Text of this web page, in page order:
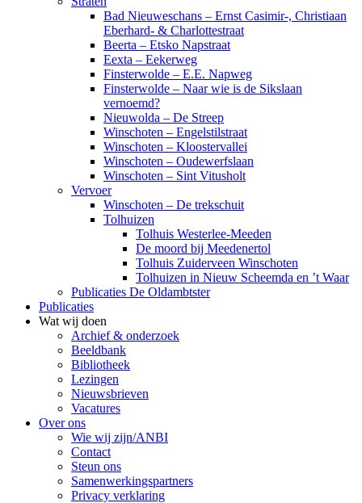
Bad Nieuweschans – Ernst Casimir-, Christiaan
Eberhard- & Charlottestraat
Beerta – Etsko Napstraat
Eexta – Eekerweg
Finsterwolde – E.E. Napweg
Finsterwolde – Naar wie is de Sikslaan
vernoemd?
Nieuwolda – De Streep
Winschoten – Engelstilstraat
Winschoten – Kloostervallei
Winschoten – Oudewerfslaan
Winschoten – Sint Vitusholt
Vervoer
Winschoten – De trekschuit
Tolhuizen
Tolhuis Westerlee-Meeden
De moord bij Meedenertol
Tolhuis Zuiderveen Winschoten
Tolhuizen in Nieuw Scheemda en ’t Waar
Publicaties De Oldambtster
Publicaties
Wat wij doen
Archief & onderzoek
Beeldbank
Bibliotheek
Lezingen
Nieuwsbrieven
Vacatures
Over ons
Wie wij zijn/ANBI
Contact
Steun ons
Samenwerkingspartners
Privacy verklaring